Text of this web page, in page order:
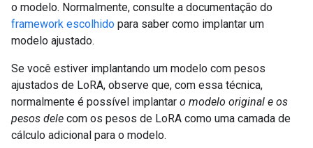
o modelo. Normalmente, consulte a documentação do
framework escolhido para saber como implantar um
modelo ajustado.
Se você estiver implantando um modelo com pesos
ajustados de LoRA, observe que, com essa técnica,
normalmente é possível implantar o modelo original e os
pesos dele com os pesos de LoRA como uma camada de
cálculo adicional para o modelo.